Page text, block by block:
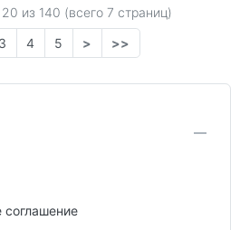
20 из 140 (всего 7 страниц)
3 4 5 > >>
соглашение